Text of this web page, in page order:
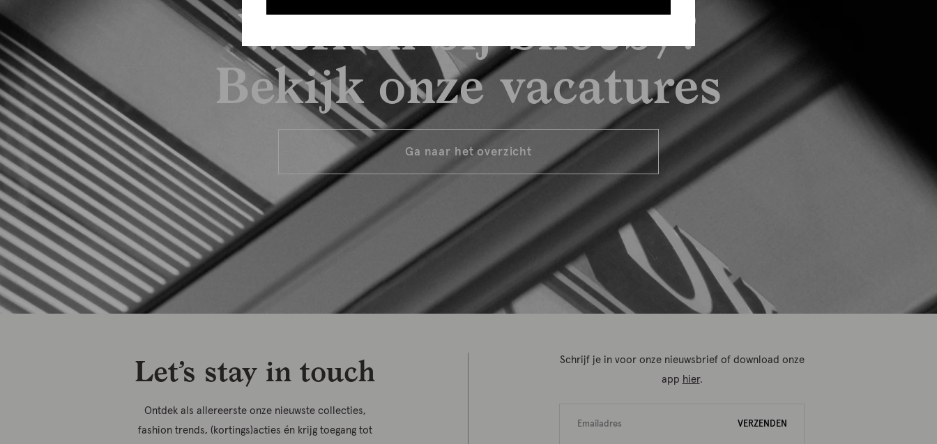
Werken bij Shoeby?
Bekijk onze vacatures
Ga naar het overzicht
Let’s stay in touch
Ontdek als allereerste onze nieuwste collecties,
fashion trends, (kortings)acties én krijg toegang tot
Schrijf je in voor onze nieuwsbrief of download onze
app hier.
VERZENDEN